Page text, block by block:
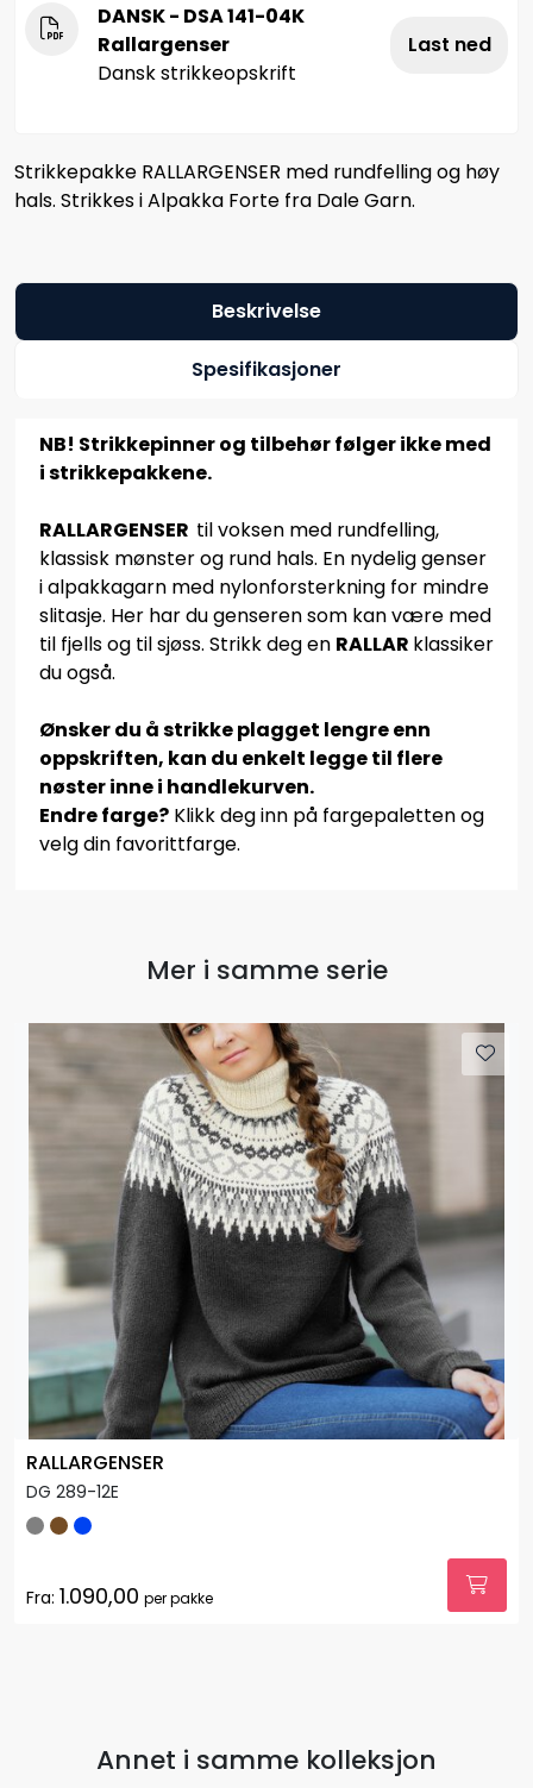
DANSK - DSA 141-04K
Rallargenser
Dansk strikkeopskrift
Last ned
Strikkepakke RALLARGENSER med rundfelling og høy
hals. Strikkes i Alpakka Forte fra Dale Garn.
Beskrivelse
Spesifikasjoner
NB! Strikkepinner og tilbehør følger ikke med
i strikkepakkene.
RALLARGENSER til voksen med rundfelling,
klassisk mønster og rund hals. En nydelig genser
i alpakkagarn med nylonforsterkning for mindre
slitasje. Her har du genseren som kan være med
til fjells og til sjøss. Strikk deg en RALLAR klassiker
du også.
Ønsker du å strikke plagget lengre enn
oppskriften, kan du enkelt legge til flere
nøster inne i handlekurven.
Endre farge? Klikk deg inn på fargepaletten og
velg din favorittfarge.
Mer i samme serie
RALLARGENSER
DG 289-12E
Fra: 1.090,00 per pakke
Annet i samme kolleksjon